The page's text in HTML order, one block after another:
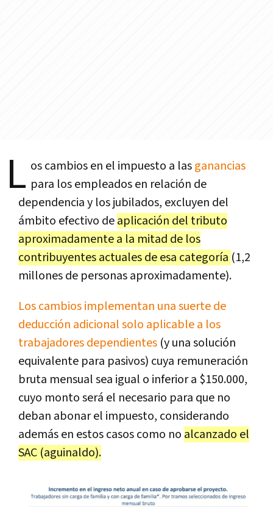
L os cambios en el impuesto a lasganancias
para los empleados en relación de
dependencia y los jubilados, excluyen del
ámbito efectivo deaplicación del tributo
aproximadamente a la mitad de los
contribuyentes actuales de esa categoría (1,2
millones de personas aproximadamente).
Los cambios implementan una suerte de
deducción adicional solo aplicable a los
trabajadores dependientes (y una solución
equivalente para pasivos) cuya remuneración
bruta mensual sea igual o inferior a $150.000,
cuyo monto será el necesario para que no
deban abonar el impuesto, considerando
además en estos casos como no alcanzado el
SAC (aguinaldo).